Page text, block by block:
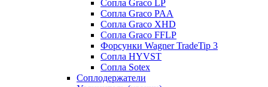
Сопла Graco LP
Сопла Graco PAA
Сопла Graco XHD
Сопла Graco FFLP
Форсунки Wagner TradeTip 3
Сопла HYVST
Сопла Sotex
Соплодержатели